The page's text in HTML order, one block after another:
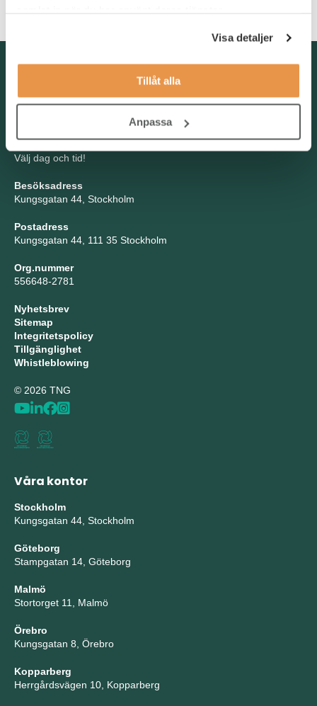
Visa detaljer
Tillåt alla
Anpassa
Kontakta oss
info@tng.se
Välj dag och tid!
Besöksadress
Kungsgatan 44, Stockholm
Postadress
Kungsgatan 44, 111 35 Stockholm
Org.nummer
556648-2781
Nyhetsbrev
Sitemap
Integritetspolicy
Tillgänglighet
Whistleblowing
© 2026 TNG
Våra kontor
Stockholm
Kungsgatan 44, Stockholm
Göteborg
Stampgatan 14, Göteborg
Malmö
Stortorget 11, Malmö
Örebro
Kungsgatan 8, Örebro
Kopparberg
Herrgårdsvägen 10, Kopparberg